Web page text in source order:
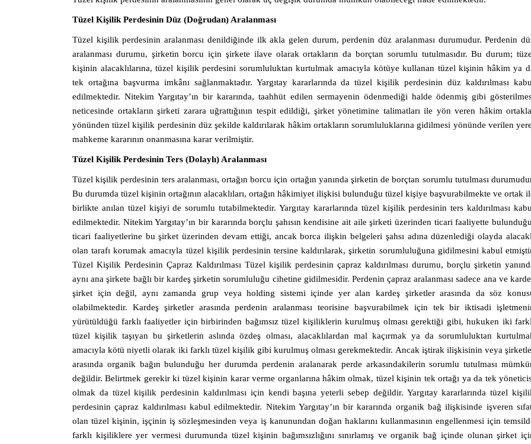
Tüzel Kişilik Perdesinin Düz (Doğrudan) Aralanması
Tüzel kişilik perdesinin aralanması denildiğinde ilk akla gelen durum, perdenin düz aralanması durumudur. Perdenin
aralanması durumu, şirketin borcu için şirkete ilave olarak ortakların da borçtan sorumlu tutulmasıdır. Bu durum;
kişinin alacaklılarına, tüzel kişilik perdesini sorumluluktan kurtulmak amacıyla kötüye kullanan tüzel kişinin hâkim ya
tek ortağına başvurma imkânı sağlanmaktadır. Yargıtay kararlarında da tüzel kişilik perdesinin düz kaldırılması
edilmektedir. Nitekim Yargıtay’ın bir kararında, taahhüt edilen sermayenin ödenmediği halde ödenmiş gibi
neticesinde ortakların şirketi zarara uğrattığının tespit edildiği, şirket yönetimine talimatları ile yön veren hâkim
yönünden tüzel kişilik perdesinin düz şekilde kaldırılarak hâkim ortakların sorumluluklarına gidilmesi yönünde verilen
mahkeme kararının onanmasına karar verilmiştir.
Tüzel Kişilik Perdesinin Ters (Dolaylı) Aralanması
Tüzel kişilik perdesinin ters aralanması, ortağın borcu için ortağın yanında şirketin de borçtan sorumlu tutulması
Bu durumda tüzel kişinin ortağının alacaklıları, ortağın hâkimiyet ilişkisi bulunduğu tüzel kişiye başvurabilmekte ve ortak
birlikte anılan tüzel kişiyi de sorumlu tutabilmektedir. Yargıtay kararlarında tüzel kişilik perdesinin ters kaldırılması
edilmektedir. Nitekim Yargıtay’ın bir kararında borçlu şahısın kendisine ait aile şirketi üzerinden ticari faaliyette
ticari faaliyetlerine bu şirket üzerinden devam ettiği, ancak borca ilişkin belgeleri şahsı adına düzenlediği olayda
olan tarafı korumak amacıyla tüzel kişilik perdesinin tersine kaldırılarak, şirketin sorumluluğuna gidilmesini kabul
Tüzel Kişilik Perdesinin Çapraz Kaldırılması Tüzel kişilik perdesinin çapraz kaldırılması durumu, borçlu şirketin
aynı ana şirkete bağlı bir kardeş şirketin sorumluluğu cihetine gidilmesidir. Perdenin çapraz aralanması sadece ana ve
şirket için değil, aynı zamanda grup veya holding sistemi içinde yer alan kardeş şirketler arasında da söz
olabilmektedir. Kardeş şirketler arasında perdenin aralanması teorisine başvurabilmek için tek bir iktisadi
yürütüldüğü farklı faaliyetler için birbirinden bağımsız tüzel kişiliklerin kurulmuş olması gerektiği gibi, hukuken iki
tüzel kişilik taşıyan bu şirketlerin aslında özdeş olması, alacaklılardan mal kaçırmak ya da sorumluluktan
amacıyla kötü niyetli olarak iki farklı tüzel kişilik gibi kurulmuş olması gerekmektedir. Ancak iştirak ilişkisinin veya
arasında organik bağın bulunduğu her durumda perdenin aralanarak perde arkasındakilerin sorumlu tutulması
değildir. Belirtmek gerekir ki tüzel kişinin karar verme organlarına hâkim olmak, tüzel kişinin tek ortağı ya da tek
olmak da tüzel kişilik perdesinin kaldırılması için kendi başına yeterli sebep değildir. Yargıtay kararlarında tüzel
perdesinin çapraz kaldırılması kabul edilmektedir. Nitekim Yargıtay’ın bir kararında organik bağ ilişkisinde işveren
olan tüzel kişinin, işçinin iş sözleşmesinden veya iş kanunundan doğan haklarını kullanmasının engellenmesi için
farklı kişiliklere yer vermesi durumunda tüzel kişinin bağımsızlığını sınırlamış ve organik bağ içinde olunan şirket